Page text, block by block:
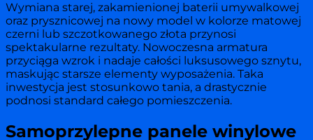
Wymiana starej, zakamienionej baterii umywalkowej
oraz prysznicowej na nowy model w kolorze matowej
czerni lub szczotkowanego złota przynosi
spektakularne rezultaty. Nowoczesna armatura
przyciąga wzrok i nadaje całości luksusowego sznytu,
maskując starsze elementy wyposażenia. Taka
inwestycja jest stosunkowo tania, a drastycznie
podnosi standard całego pomieszczenia.
Samoprzylepne panele winylowe